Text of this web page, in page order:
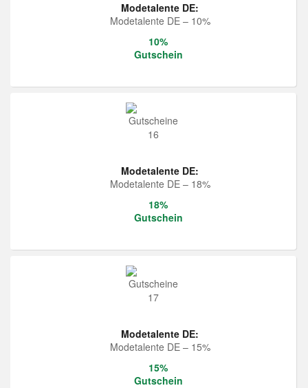
Modetalente DE:
Modetalente DE – 10%
10%
Gutschein
Modetalente DE:
Modetalente DE – 18%
18%
Gutschein
Modetalente DE:
Modetalente DE – 15%
15%
Gutschein